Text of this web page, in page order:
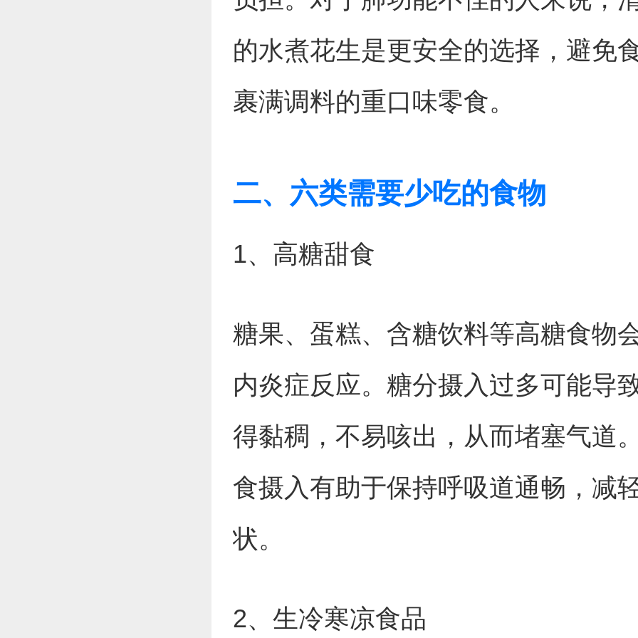
的水煮花生是更安全的选择，避免
裹满调料的重口味零食。
二、六类需要少吃的食物
1、高糖甜食
糖果、蛋糕、含糖饮料等高糖食物
内炎症反应。糖分摄入过多可能导
得黏稠，不易咳出，从而堵塞气道
食摄入有助于保持呼吸道通畅，减
状。
2、生冷寒凉食品